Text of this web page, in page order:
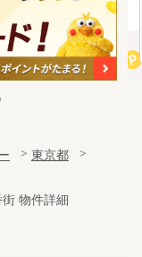
東京都
物件詳細